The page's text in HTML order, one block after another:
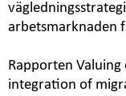
arbetsmarknaden
Rapporten
integration of